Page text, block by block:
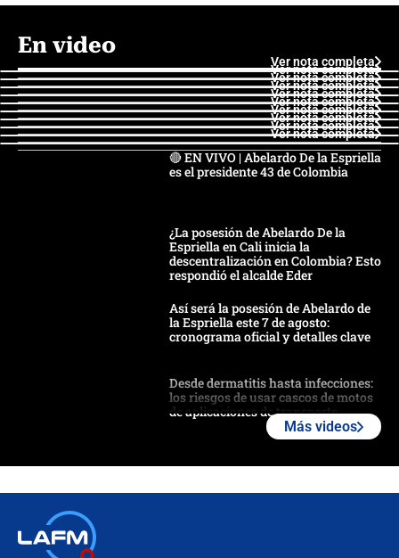
En video
Ver nota completa
Ver nota completa
Ver nota completa
Ver nota completa
Ver nota completa
Ver nota completa
Ver nota completa
Ver nota completa
Ver nota completa
Ver nota completa
🔴 EN VIVO | Abelardo De la Espriella
es el presidente 43 de Colombia
¿La posesión de Abelardo De la
Espriella en Cali inicia la
descentralización en Colombia? Esto
respondió el alcalde Eder
Así será la posesión de Abelardo de
la Espriella este 7 de agosto:
cronograma oficial y detalles clave
Desde dermatitis hasta infecciones:
los riesgos de usar cascos de motos
de aplicaciones de transporte
Más videos